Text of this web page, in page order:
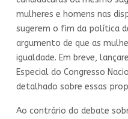
mulheres e homens nas
sugerem o fim da política
argumento de que as
igualdade. Em breve,
Especial do Congresso
detalhado sobre essas
Ao contrário do debate